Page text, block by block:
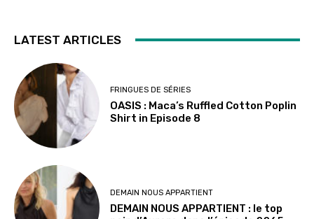
LATEST ARTICLES
FRINGUES DE SÉRIES
OASIS : Maca’s Ruffled Cotton Poplin
Shirt in Episode 8
DEMAIN NOUS APPARTIENT
DEMAIN NOUS APPARTIENT : le top